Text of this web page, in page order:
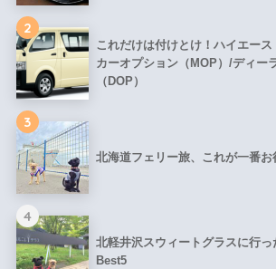
2
これだけは付けとけ！ハイエー
カーオプション（MOP）/ディー
（DOP）
3
北海道フェリー旅、これが一番お
4
北軽井沢スウィートグラスに行
Best5